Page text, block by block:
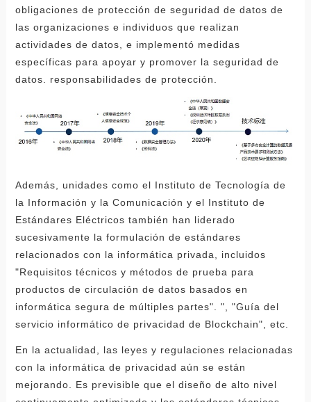
obligaciones de protección de seguridad de datos de
las organizaciones e individuos que realizan
actividades de datos, e implementó medidas
específicas para apoyar y promover la seguridad de
datos. responsabilidades de protección.
Además, unidades como el Instituto de Tecnología de
la Información y la Comunicación y el Instituto de
Estándares Eléctricos también han liderado
sucesivamente la formulación de estándares
relacionados con la informática privada, incluidos
"Requisitos técnicos y métodos de prueba para
productos de circulación de datos basados ​​en
informática segura de múltiples partes". ", "Guía del
servicio informático de privacidad de Blockchain", etc.
En la actualidad, las leyes y regulaciones relacionadas
con la informática de privacidad aún se están
mejorando. Es previsible que el diseño de alto nivel